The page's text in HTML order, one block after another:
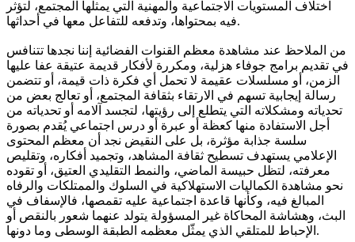
اختلاف المستويات الاجتماعية والمهنية التي يمثلها المجتمع، لتؤثر
فيه بمحتواها، وتدفعه للتفاعل معها في أحداثها.
من الملاحظ عند مشاهدة معظم القنوات الفضائية إننا نجدها تتنافس
في تقديم برامج جوفاء هزلية، ومكررة لأفكار قديمة عتيقة عفا عليها
الزمن، أو مسلسلات عقيمة لا تحمل أي فكرة ذات قيمة، أو تتضمن
رسالة إيجابية تسهم في الارتقاء بثقافة المجتمع، أو تعالج بعض من
تحدياته ومشكلاته التي يتطلع إلى رؤيتها، لتجسد آلامه أو تحدياته من
أجل الاستفادة منها كعظة أو عبرة أو درس اجتماعي يُقدم بصورة
سلسة جذابة مؤثرة، بل على النقيض نجد أن معظم المحتوى
الإعلامي يستهدف تسطيح ثقافة المشاهد، وتجميد أفكاره، وتقليص
معرفته، لتظل حبيسة الماضي، والنمط التقليدي العتيق، أو تقوده
نحو مشاهدة الكماليات الاستهلاكية في السلوك والممتلكات والرفاه
المبالغ فيه، وكأنها قاعدة اجتماعية عليه تقمصها، فالإسفاف في
البث، وهشاشة المحاكاة غير المسؤولة يتولد عنهما شعور بالنقص أو
الإحباط للمتلقي الذي يمثّل معظمه الطبقة الوسطى وما دونها.